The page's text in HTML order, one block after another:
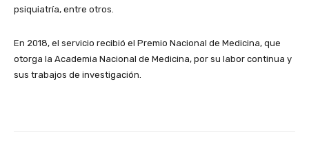
psiquiatría, entre otros.
En 2018, el servicio recibió el Premio Nacional de Medicina, que
otorga la Academia Nacional de Medicina, por su labor continua y
sus trabajos de investigación.